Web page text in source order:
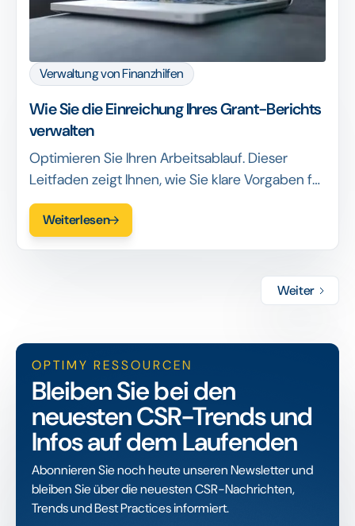
Verwaltung von Finanzhilfen
Wie Sie die Einreichung Ihres Grant-Berichts
verwalten
Optimieren Sie Ihren Arbeitsablauf. Dieser
Leitfaden zeigt Ihnen, wie Sie klare Vorgaben für
Förderberichte formulieren und worauf Sie bei
der Einreichung eines abschließenden
Weiterlesen
Weiter
OPTIMY RESSOURCEN
Bleiben Sie bei den
neuesten CSR-Trends und
Infos auf dem Laufenden
Abonnieren Sie noch heute unseren Newsletter und
bleiben Sie über die neuesten CSR-Nachrichten,
Trends und Best Practices informiert.